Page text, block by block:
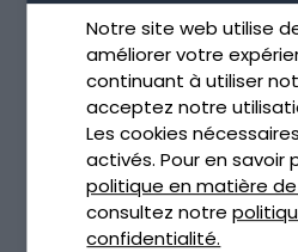
Notre site web utilise
améliorer votre
continuant à utiliser
acceptez notre
Les cookies
activés. Pour en savoir
politique en matière
consultez notre
confidentialité.
Toutes les cuves Tricel sont